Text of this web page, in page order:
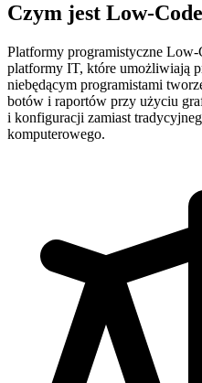
Czym jest Low-
Platformy programistyczne
platformy IT, które umożliwiają
niebędącym programistami
botów i raportów przy użyciu
i konfiguracji zamiast
komputerowego.